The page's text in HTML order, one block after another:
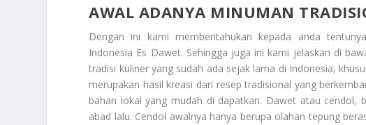
AWAL ADANYA MINUMAN
Dengan ini kami memberitahukan kepada anda
Indonesia Es Dawet. Sehingga juga ini kami jelaskan di
tradisi kuliner yang sudah ada sejak lama di Indonesia,
merupakan hasil kreasi dari resep tradisional yang
bahan lokal yang mudah di dapatkan. Dawet atau cendol,
abad lalu. Cendol awalnya hanya berupa olahan tepung